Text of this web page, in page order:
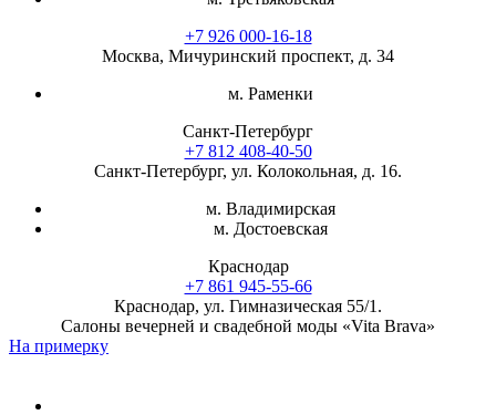
+7 926 000-16-18
Москва, Мичуринский проспект, д. 34
м. Раменки
Санкт-Петербург
+7 812 408-40-50
Санкт-Петербург, ул. Колокольная, д. 16.
м. Владимирская
м. Достоевская
Краснодар
+7 861 945-55-66
Краснодар, ул. Гимназическая 55/1.
Салоны вечерней и свадебной моды «Vita Brava»
На примерку